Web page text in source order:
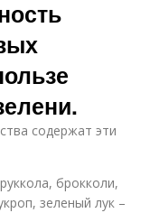
содержат эти
брокколи,
зеленый лук –